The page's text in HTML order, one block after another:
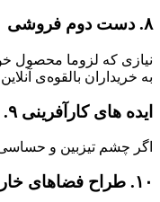
۸. دست دوم فروشی
نیازی که لزوما محصول
به خریداران بالقوه‌ی
ایده های کارآفرینی ۹. طراح داخلی
اگر چشم تیزبین و حساسی
۱۰. طراح فضاهای خارجی